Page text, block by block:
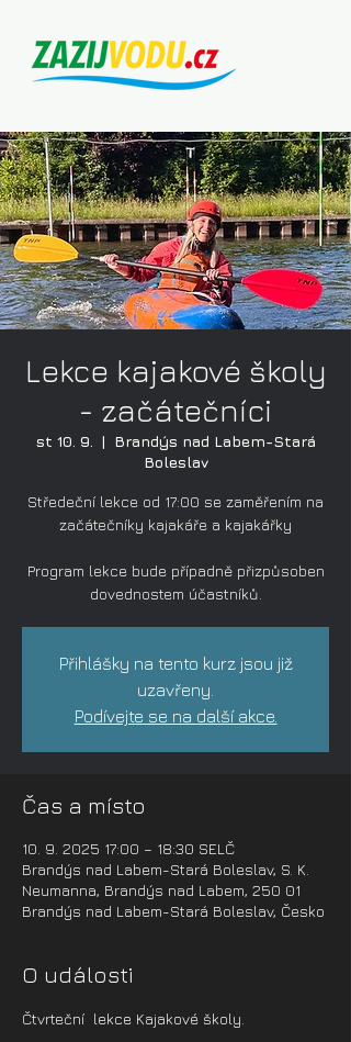
Lekce kajakové školy
- začátečníci
st 10. 9.
  |
Brandýs nad Labem-Stará
Boleslav
Středeční lekce od 17:00 se zaměřením na
začátečníky kajakáře a kajakářky
Program lekce bude případně přizpůsoben
dovednostem účastníků.
Přihlášky na tento kurz jsou již
uzavřeny.
Podívejte se na další akce.
Čas a místo
10. 9. 2025 17:00 – 18:30 SELČ
Brandýs nad Labem-Stará Boleslav, S. K.
Neumanna, Brandýs nad Labem, 250 01
Brandýs nad Labem-Stará Boleslav, Česko
O události
Čtvrteční  lekce Kajakové školy.